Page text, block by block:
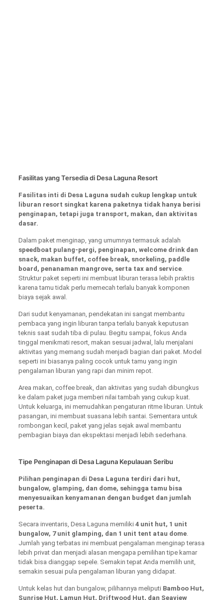
Fasilitas yang Tersedia di Desa Laguna Resort
Fasilitas inti di Desa Laguna sudah cukup lengkap untuk
liburan resort singkat karena paketnya tidak hanya berisi
penginapan, tetapi juga transport, makan, dan aktivitas
dasar.
Dalam paket menginap, yang umumnya termasuk adalah
speedboat pulang-pergi, penginapan, welcome drink dan
snack, makan buffet, coffee break, snorkeling, paddle
board, penanaman mangrove, serta tax and service.
Struktur paket seperti ini membuat liburan terasa lebih praktis
karena tamu tidak perlu memecah terlalu banyak komponen
biaya sejak awal.
Dari sudut kenyamanan, pendekatan ini sangat membantu
pembaca yang ingin liburan tanpa terlalu banyak keputusan
teknis saat sudah tiba di pulau. Begitu sampai, fokus Anda
tinggal menikmati resort, makan sesuai jadwal, lalu menjalani
aktivitas yang memang sudah menjadi bagian dari paket. Model
seperti ini biasanya paling cocok untuk tamu yang ingin
pengalaman liburan yang rapi dan minim repot.
Area makan, coffee break, dan aktivitas yang sudah dibungkus
ke dalam paket juga memberi nilai tambah yang cukup kuat.
Untuk keluarga, ini memudahkan pengaturan ritme liburan. Untuk
pasangan, ini membuat suasana lebih santai. Sementara untuk
rombongan kecil, paket yang jelas sejak awal membantu
pembagian biaya dan ekspektasi menjadi lebih sederhana.
Tipe Penginapan di Desa Laguna Kepulauan Seribu
Pilihan penginapan di Desa Laguna terdiri dari hut,
bungalow, glamping, dan dome, sehingga tamu bisa
menyesuaikan kenyamanan dengan budget dan jumlah
peserta.
Secara inventaris, Desa Laguna memiliki 4 unit hut, 1 unit
bungalow, 7 unit glamping, dan 1 unit tent atau dome.
Jumlah yang terbatas ini membuat pengalaman menginap terasa
lebih privat dan menjadi alasan mengapa pemilihan tipe kamar
tidak bisa dianggap sepele. Semakin tepat Anda memilih unit,
semakin sesuai pula pengalaman liburan yang didapat.
Untuk kelas hut dan bungalow, pilihannya meliputi Bamboo Hut,
Sunrise Hut, Lamun Hut, Driftwood Hut, dan Seaview